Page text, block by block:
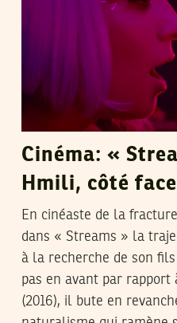
Cinéma: «
Hmili, côté
En cinéaste de la
dans « Streams » la
à la recherche de son
pas en avant par
(2016), il bute en